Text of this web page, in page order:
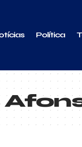
Política